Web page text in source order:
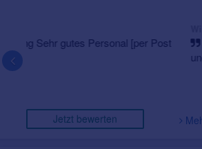
Zunächst sehr höflich, kompetent,
und ordentlich eingestellt. Die
Jetzt bewerten